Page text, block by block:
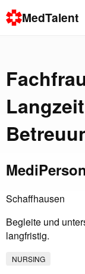
MedTalent
Schaffhausen
Begleite und
langfristig.
NURSING